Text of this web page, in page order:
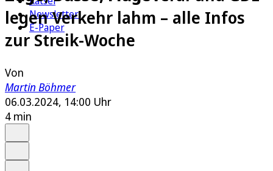
Newsletter
E-Paper
legen Verkehr lahm – alle Infos
zur Streik-Woche
Von
Martin Böhmer
06.03.2024, 14:00 Uhr
4 min